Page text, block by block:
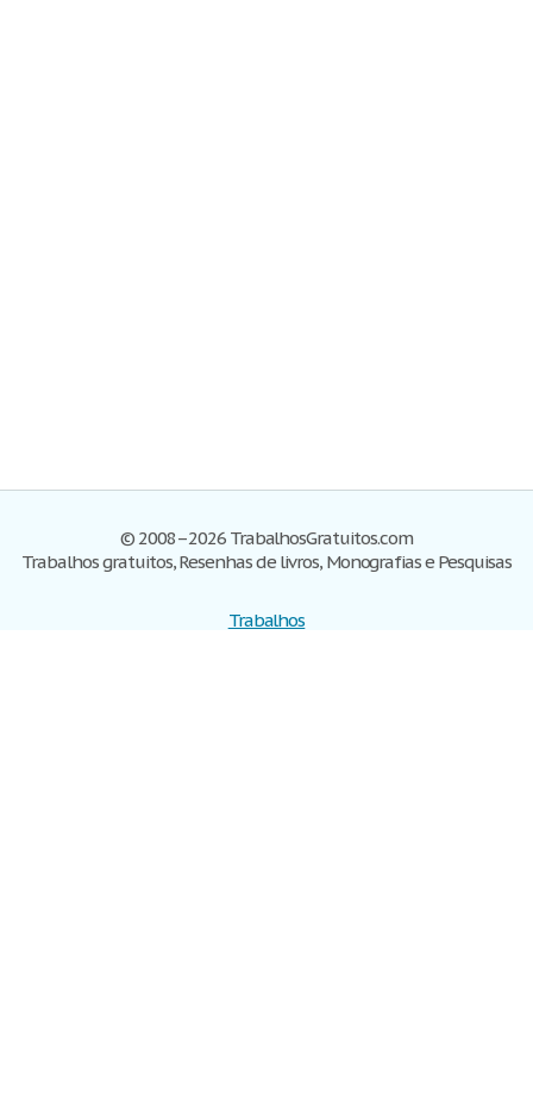
© 2008–2026 TrabalhosGratuitos.com
Trabalhos gratuitos, Resenhas de livros, Monografias e Pesquisas
Trabalhos